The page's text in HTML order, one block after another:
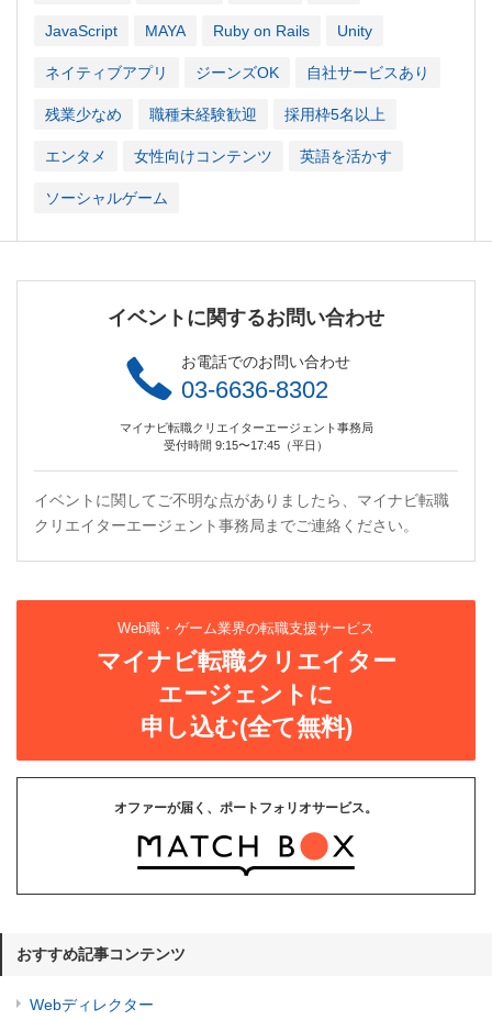
JavaScript MAYA Ruby on Rails Unity
ネイティブアプリ ジーンズOK 自社サービスあり
残業少なめ 職種未経験歓迎 採用枠5名以上
エンタメ 女性向けコンテンツ 英語を活かす
ソーシャルゲーム
イベントに関するお問い合わせ
お電話でのお問い合わせ
03-6636-8302
マイナビ転職クリエイターエージェント事務局
受付時間 9:15〜17:45（平日）
イベントに関してご不明な点がありましたら、マイナビ転職
クリエイターエージェント事務局までご連絡ください。
Web職・ゲーム業界の転職支援サービス
マイナビ転職クリエイター
エージェントに
申し込む(全て無料)
オファーが届く、ポートフォリオサービス。
おすすめ記事コンテンツ
Webディレクター